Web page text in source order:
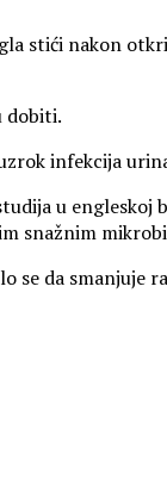
stići nakon
dobiti.
infekcija
u engleskoj
snažnim
se da smanjuje